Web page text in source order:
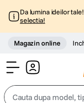
Da lumina ideilor
selectia!
Magazin online
Cauta dupa model,